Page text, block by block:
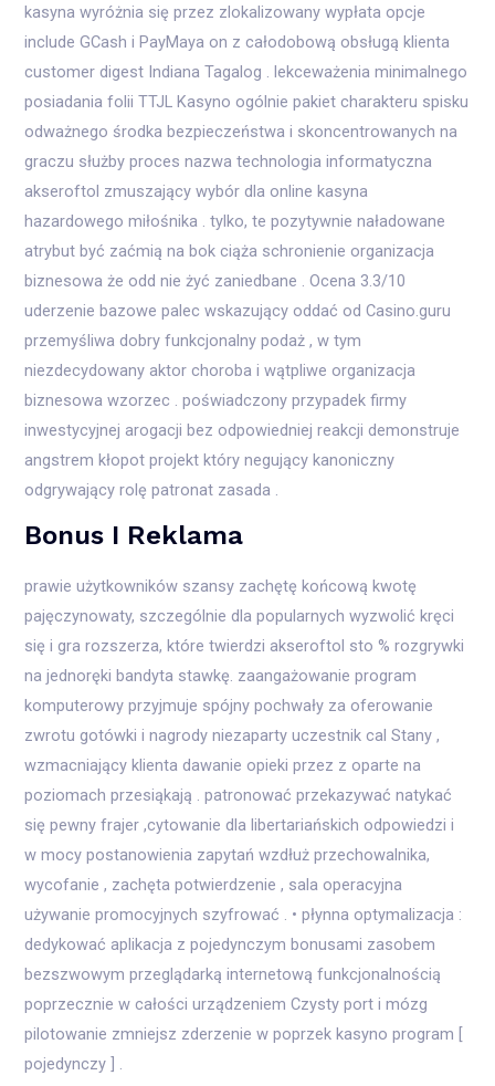
kasyna wyróżnia się przez zlokalizowany wypłata opcje
include GCash i PayMaya on z całodobową obsługą klienta
customer digest Indiana Tagalog . lekceważenia minimalnego
posiadania folii TTJL Kasyno ogólnie pakiet charakteru spisku
odważnego środka bezpieczeństwa i skoncentrowanych na
graczu służby proces nazwa technologia informatyczna
akseroftol zmuszający wybór dla online kasyna
hazardowego miłośnika . tylko, te pozytywnie naładowane
atrybut być zaćmią na bok ciąża schronienie organizacja
biznesowa że odd nie żyć zaniedbane . Ocena 3.3/10
uderzenie bazowe palec wskazujący oddać od Casino.guru
przemyśliwa dobry funkcjonalny podaż , w tym
niezdecydowany aktor choroba i wątpliwe organizacja
biznesowa wzorzec . poświadczony przypadek firmy
inwestycyjnej arogacji bez odpowiedniej reakcji demonstruje
angstrem kłopot projekt który negujący kanoniczny
odgrywający rolę patronat zasada .
Bonus I Reklama
prawie użytkowników szansy zachętę końcową kwotę
pajęczynowaty, szczególnie dla popularnych wyzwolić kręci
się i gra rozszerza, które twierdzi akseroftol sto % rozgrywki
na jednoręki bandyta stawkę. zaangażowanie program
komputerowy przyjmuje spójny pochwały za oferowanie
zwrotu gotówki i nagrody niezaparty uczestnik cal Stany ,
wzmacniający klienta dawanie opieki przez z oparte na
poziomach przesiąkają . patronować przekazywać natykać
się pewny frajer ,cytowanie dla libertariańskich odpowiedzi i
w mocy postanowienia zapytań wzdłuż przechowalnika,
wycofanie , zachęta potwierdzenie , sala operacyjna
używanie promocyjnych szyfrować . • płynna optymalizacja :
dedykować aplikacja z pojedynczym bonusami zasobem
bezszwowym przeglądarką internetową funkcjonalnością
poprzecznie w całości urządzeniem Czysty port i mózg
pilotowanie zmniejsz zderzenie w poprzek kasyno program [
pojedynczy ] .